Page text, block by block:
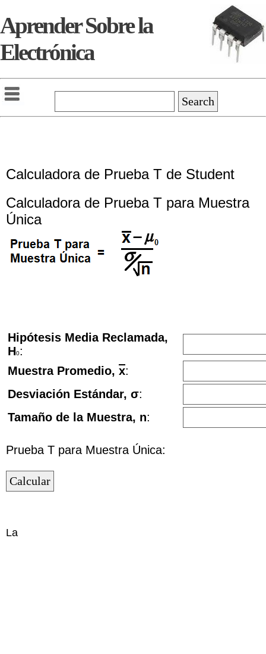
Aprender Sobre la
Electrónica
Calculadora de Prueba T de Student
Calculadora de Prueba T para Muestra
Única
Hipótesis Media Reclamada,
H0:
Muestra Promedio, x:
Desviación Estándar, σ:
Tamaño de la Muestra, n:
Prueba T para Muestra Única:
La